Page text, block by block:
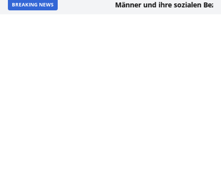
BREAKING NEWS Männer und ihre sozialen